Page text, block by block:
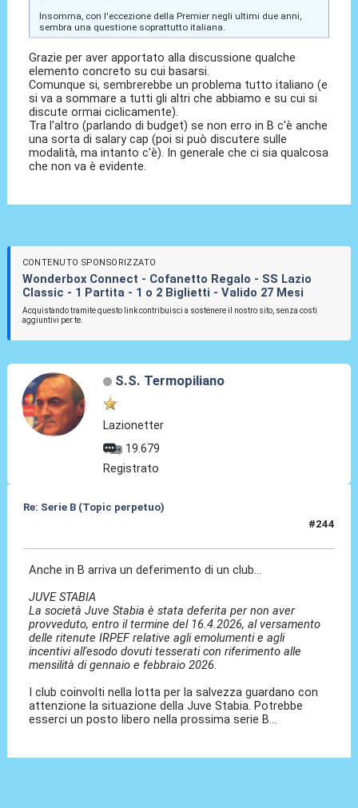
Insomma, con l'eccezione della Premier negli ultimi due anni,
sembra una questione soprattutto italiana.
Grazie per aver apportato alla discussione qualche
elemento concreto su cui basarsi.
Comunque si, sembrerebbe un problema tutto italiano (e
si va a sommare a tutti gli altri che abbiamo e su cui si
discute ormai ciclicamente).
Tra l'altro (parlando di budget) se non erro in B c'è anche
una sorta di salary cap (poi si può discutere sulle
modalità, ma intanto c'è). In generale che ci sia qualcosa
che non va è evidente.
CONTENUTO SPONSORIZZATO
Wonderbox Connect - Cofanetto Regalo - SS Lazio
Classic - 1 Partita - 1 o 2 Biglietti - Valido 27 Mesi
Acquistando tramite questo link contribuisci a sostenere il nostro sito, senza costi
aggiuntivi per te.
S.S. Termopiliano
Lazionetter
19.679
Registrato
Re: Serie B (Topic perpetuo)
#244
Anche in B arriva un deferimento di un club...
JUVE STABIA
La società Juve Stabia è stata deferita per non aver
provveduto, entro il termine del 16.4.2026, al versamento
delle ritenute IRPEF relative agli emolumenti e agli
incentivi all'esodo dovuti tesserati con riferimento alle
mensilità di gennaio e febbraio 2026.
I club coinvolti nella lotta per la salvezza guardano con
attenzione la situazione della Juve Stabia. Potrebbe
esserci un posto libero nella prossima serie B...